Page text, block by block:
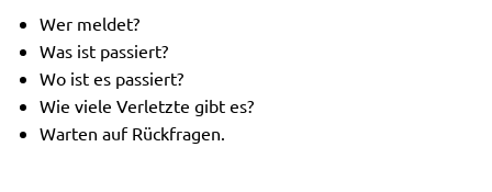
Wer meldet?
Was ist passiert?
Wo ist es passiert?
Wie viele Verletzte gibt es?
Warten auf Rückfragen.